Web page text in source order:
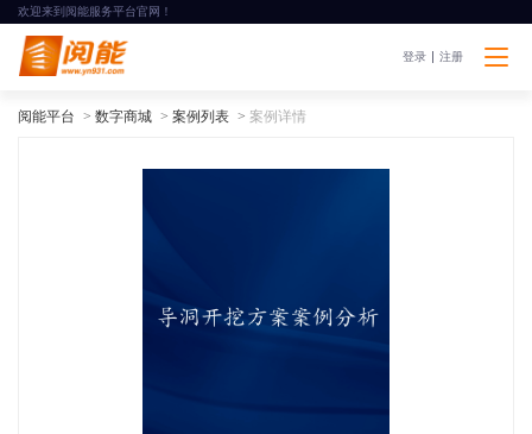
欢迎来到阅能服务平台官网！
登录 注册
阅能平台 > 数字商城 > 案例列表 > 案例详情